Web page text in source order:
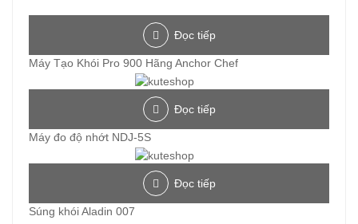
Đọc tiếp
Máy Tạo Khói Pro 900 Hãng Anchor Chef
Đọc tiếp
Máy đo độ nhớt NDJ-5S
Đọc tiếp
Súng khói Aladin 007